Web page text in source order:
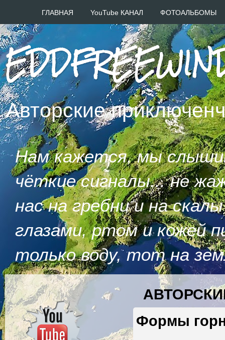
Авторские
Нам кажется, мы
чёткие сигналы... не
нас на гребни и на
глазами, ртом и кожей
только воду, тот на
Формы
ГЛАВНАЯ YouTube КАНАЛ ФОТОАЛЬБОМЫ